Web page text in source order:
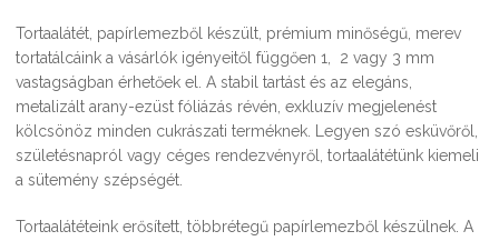
Tortaalátét, papírlemezből készült, prémium minőségű, merev
tortatálcáink a vásárlók igényeitől függően 1, 2 vagy 3 mm
vastagságban érhetőek el. A stabil tartást és az elegáns,
metalizált arany-ezüst fóliázás révén, exkluzív megjelenést
kölcsönöz minden cukrászati terméknek. Legyen szó esküvőről,
születésnapról vagy céges rendezvényről, tortaalátétünk kiemeli
a sütemény szépségét.
Tortaalátéteink erősített, többrétegű papírlemezből készülnek. A